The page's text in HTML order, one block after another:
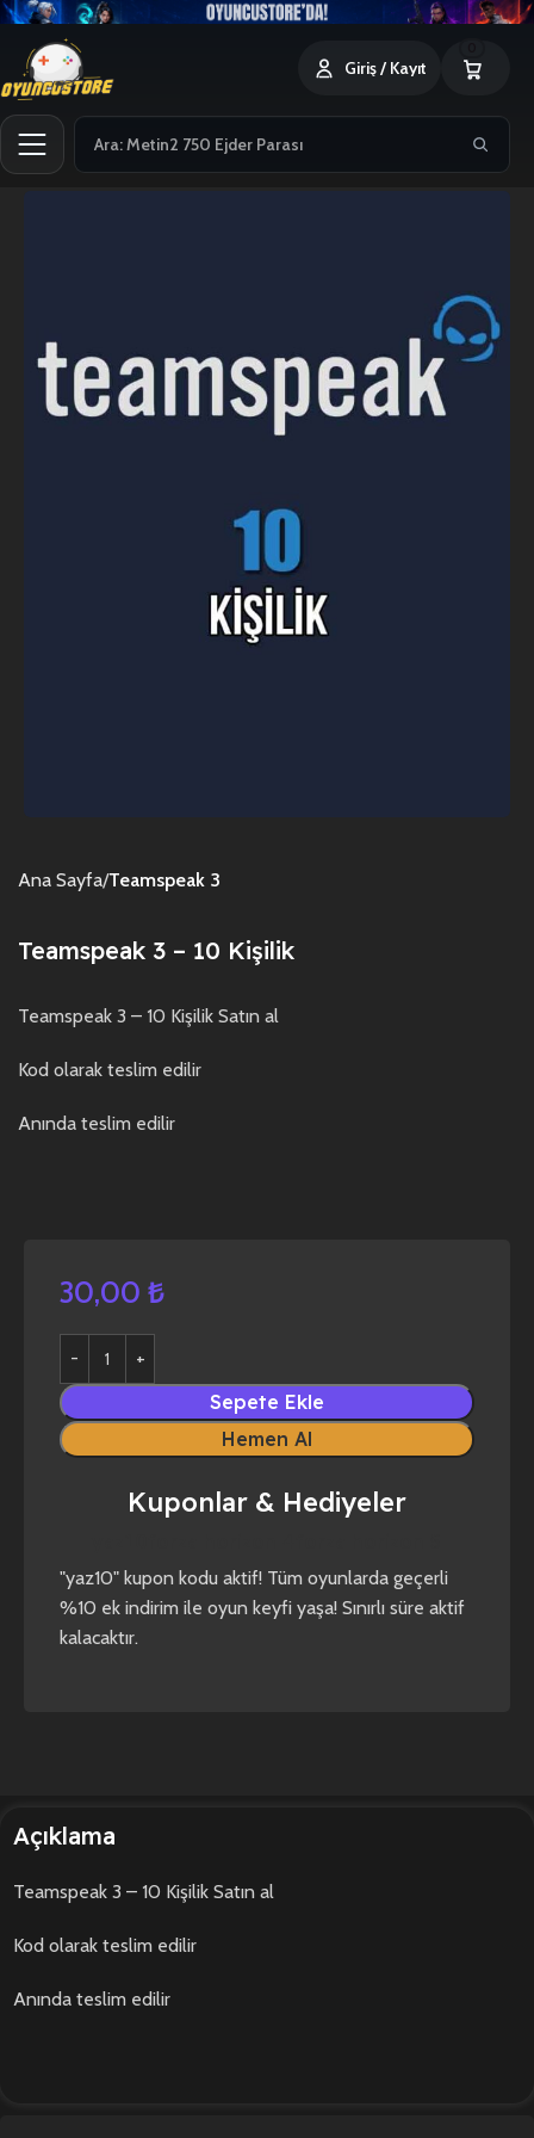
Giriş / Kayıt
Ana Sayfa Teamspeak 3
Teamspeak 3 – 10 Kişilik
Teamspeak 3 – 10 Kişilik Satın al
Kod olarak teslim edilir
Anında teslim edilir
30,00 ₺
Sepete Ekle
Hemen Al
Kuponlar & Hediyeler
"yaz10" kupon kodu aktif! Tüm oyunlarda geçerli
%10 ek indirim ile oyun keyfi yaşa! Sınırlı süre aktif
kalacaktır.
Açıklama
Teamspeak 3 – 10 Kişilik Satın al
Kod olarak teslim edilir
Anında teslim edilir